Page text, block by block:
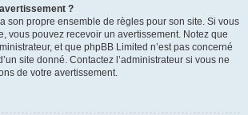
?
son propre ensemble de règles pour son site. Si vous
vous pouvez recevoir un avertissement. Notez que
et que phpBB Limited n’est pas concerné
site donné. Contactez l’administrateur si vous ne
de votre avertissement.